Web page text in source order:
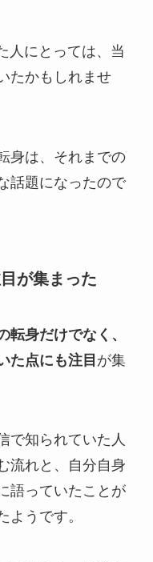
人にとっては、当
たかもしれませ
身は、それまでの
話題になったので
が集まった
転身だけでなく、
た点にも注目 が集
で知られていた人
流れと、自分自身
語っていたことが
ようです。